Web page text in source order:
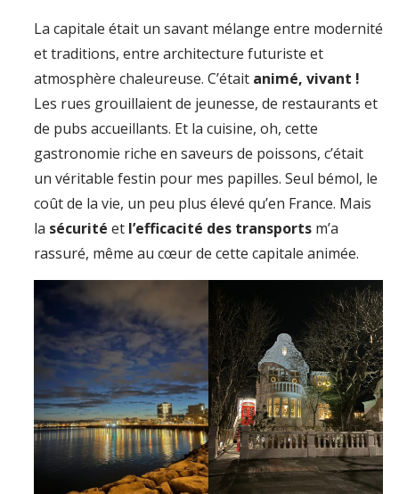
La capitale était un savant mélange entre modernité
et traditions, entre architecture futuriste et
atmosphère chaleureuse. C’était animé, vivant !
Les rues grouillaient de jeunesse, de restaurants et
de pubs accueillants. Et la cuisine, oh, cette
gastronomie riche en saveurs de poissons, c’était
un véritable festin pour mes papilles. Seul bémol, le
coût de la vie, un peu plus élevé qu’en France. Mais
la sécurité et l’efficacité des transportsm’a
rassuré, même au cœur de cette capitale animée.